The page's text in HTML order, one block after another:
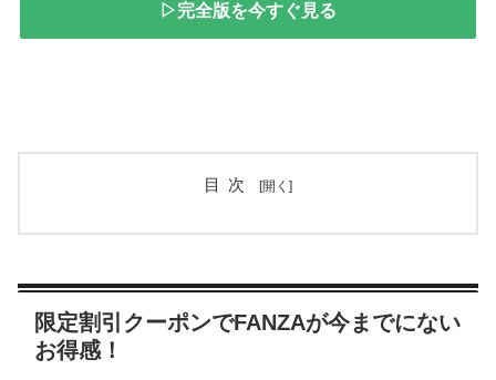
▷完全版を今すぐ見る
目次
限定割引クーポンでFANZAが今までにない
お得感！